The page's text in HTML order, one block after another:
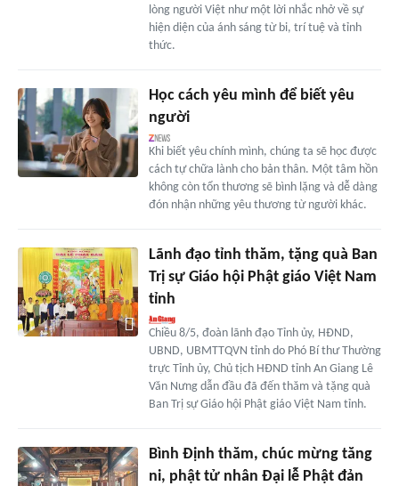
lòng người Việt như một lời nhắc nhở về sự
hiện diện của ánh sáng từ bi, trí tuệ và tỉnh
thức.
Học cách yêu mình để biết yêu
người
Khi biết yêu chính mình, chúng ta sẽ học được
cách tự chữa lành cho bản thân. Một tâm hồn
không còn tổn thương sẽ bình lặng và dễ dàng
đón nhận những yêu thương từ người khác.
Lãnh đạo tỉnh thăm, tặng quà Ban
Trị sự Giáo hội Phật giáo Việt Nam
tỉnh
Chiều 8/5, đoàn lãnh đạo Tỉnh ủy, HĐND,
UBND, UBMTTQVN tỉnh do Phó Bí thư Thường
trực Tỉnh ủy, Chủ tịch HĐND tỉnh An Giang Lê
Văn Nưng dẫn đầu đã đến thăm và tặng quà
Ban Trị sự Giáo hội Phật giáo Việt Nam tỉnh.
Bình Định thăm, chúc mừng tăng
ni, phật tử nhân Đại lễ Phật đản